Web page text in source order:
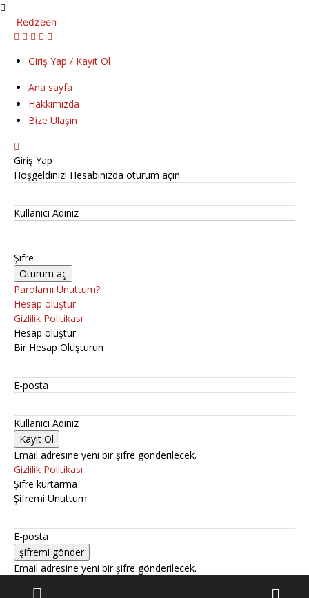
Redzeen
Giriş Yap / Kayıt Ol
Ana sayfa
Hakkımızda
Bize Ulaşın
Giriş Yap
Hoşgeldiniz! Hesabınızda oturum açın.
Kullanıcı Adınız
Şifre
Parolamı Unuttum?
Hesap oluştur
Gizlilik Politikası
Hesap oluştur
Bir Hesap Oluşturun
E-posta
Kullanıcı Adınız
Email adresine yeni bir şifre gönderilecek.
Gizlilik Politikası
Şifre kurtarma
Şifremi Unuttum
E-posta
Email adresine yeni bir şifre gönderilecek.